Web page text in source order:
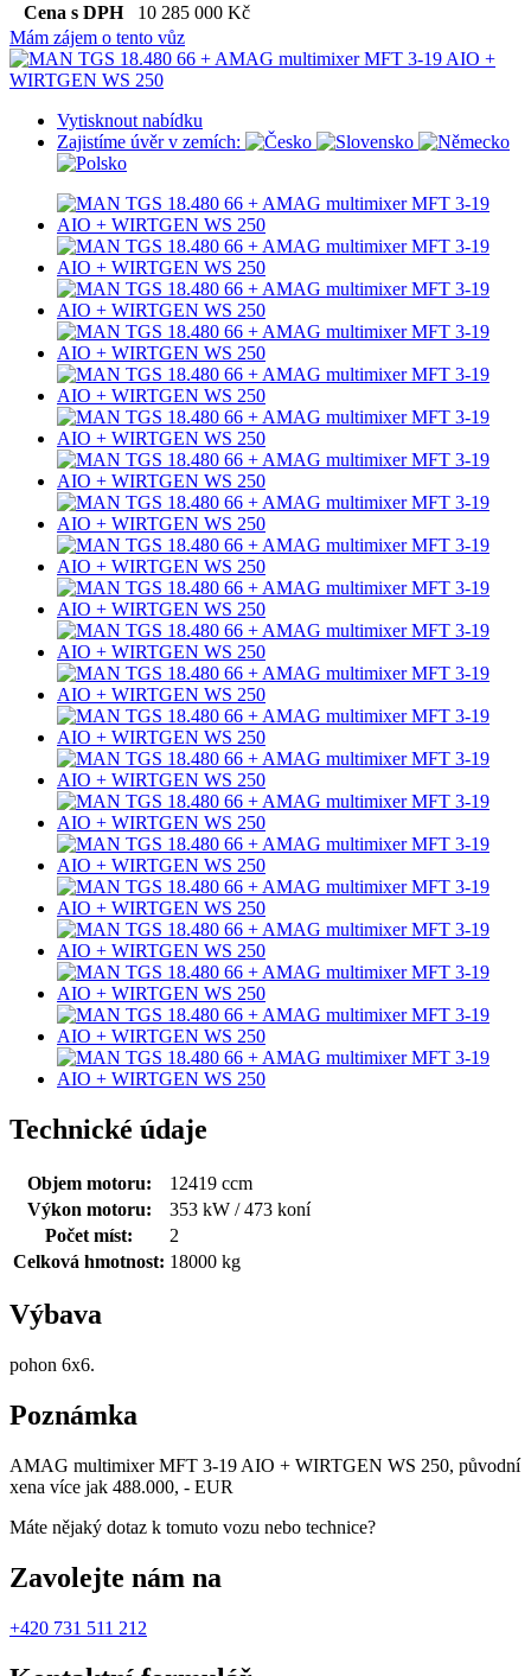
Cena s DPH 10 285 000 Kč
Mám zájem o tento vůz
Vytisknout nabídku
Zajistíme úvěr v zemích:
Technické údaje
Objem motoru:
12419 ccm
Výkon motoru:
353 kW / 473 koní
Počet míst:
2
Celková hmotnost: 18000 kg
Výbava
pohon 6x6.
Poznámka
AMAG multimixer MFT 3-19 AIO + WIRTGEN WS 250, původní
xena více jak 488.000, - EUR
Máte nějaký dotaz k tomuto vozu nebo technice?
Zavolejte nám na
+420 731 511 212